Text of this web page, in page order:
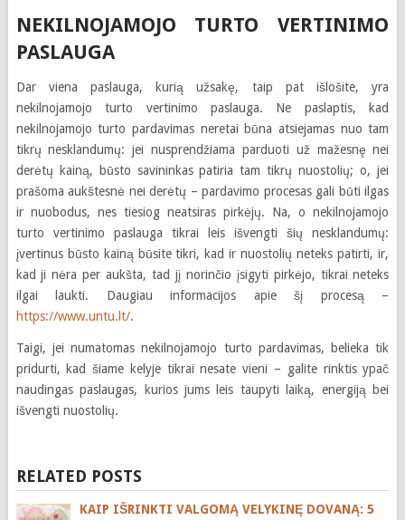
NEKILNOJAMOJO TURTO VERTINIMO
PASLAUGA
Dar viena paslauga, kurią užsakę, taip pat išlošite, yra
nekilnojamojo turto vertinimo paslauga. Ne paslaptis, kad
nekilnojamojo turto pardavimas neretai būna atsiejamas nuo tam
tikrų nesklandumų: jei nusprendžiama parduoti už mažesnę nei
derėtų kainą, būsto savininkas patiria tam tikrų nuostolių; o, jei
prašoma aukštesnė nei derėtų – pardavimo procesas gali būti ilgas
ir nuobodus, nes tiesiog neatsiras pirkėjų. Na, o nekilnojamojo
turto vertinimo paslauga tikrai leis išvengti šių nesklandumų:
įvertinus būsto kainą būsite tikri, kad ir nuostolių neteks patirti, ir,
kad ji nėra per aukšta, tad jį norinčio įsigyti pirkėjo, tikrai neteks
ilgai laukti. Daugiau informacijos apie šį procesą –
https://www.untu.lt/.
Taigi, jei numatomas nekilnojamojo turto pardavimas, belieka tik
pridurti, kad šiame kelyje tikrai nesate vieni – galite rinktis ypač
naudingas paslaugas, kurios jums leis taupyti laiką, energiją bei
išvengti nuostolių.
RELATED POSTS
KAIP IŠRINKTI VALGOMĄ VELYKINĘ DOVANĄ: 5